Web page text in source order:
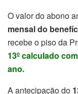
O valor do abono
mensal do
recebe o piso da
13º calculado
ano.
A antecipação do